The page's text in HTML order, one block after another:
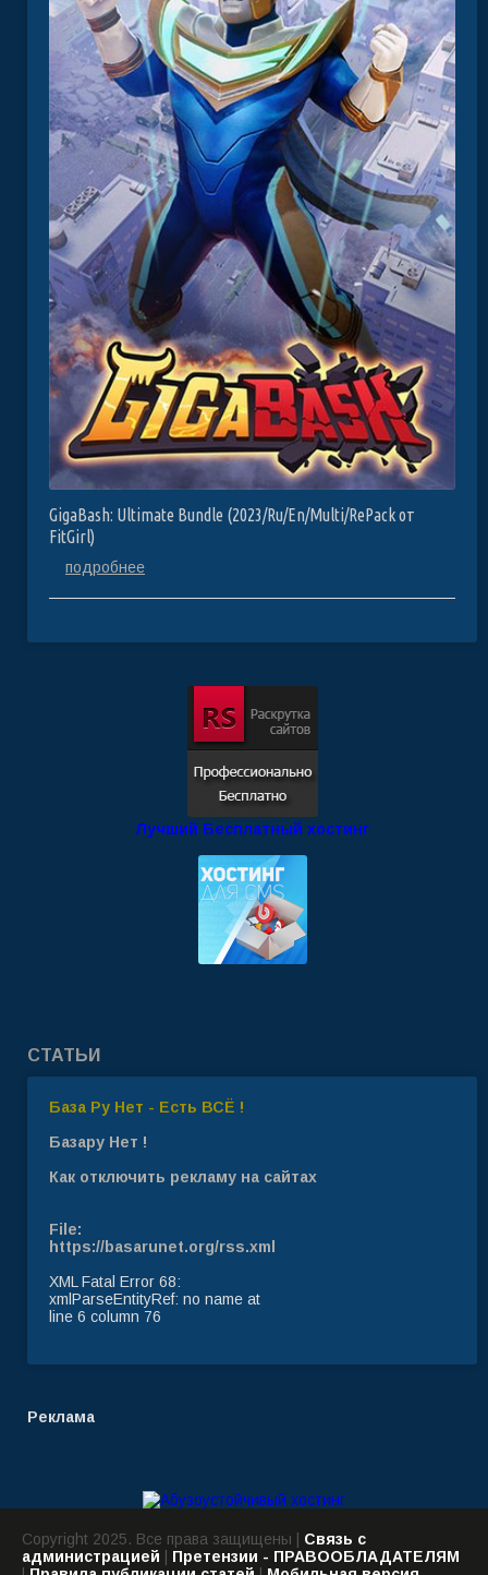
GigaBash: Ultimate Bundle (2023/Ru/En/Multi/RePack от
FitGirl)
подробнее
Лучший Бесплатный хостинг
СТАТЬИ
База Ру Нет - Есть ВСЁ !
Базару Нет !
Как отключить рекламу на сайтах
File:
https://basarunet.org/rss.xml
XML Fatal Error 68:
xmlParseEntityRef: no name at
line 6 column 76
Реклама
Copyright 2025. Все права защищены | Связь с
администрацией
Претензии - ПРАВООБЛАДАТЕЛЯМ